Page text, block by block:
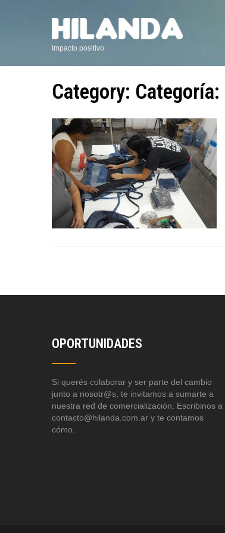
Impacto positivo
Category: Categoría:
OPORTUNIDADES
Si querés colaborar y ser parte del cambio
junto a nosotr@s, te invitamos a sumarte a
nuestra red de comercialización. Escribinos a
contacto@hilanda.com.ar y te contamos
cómo.